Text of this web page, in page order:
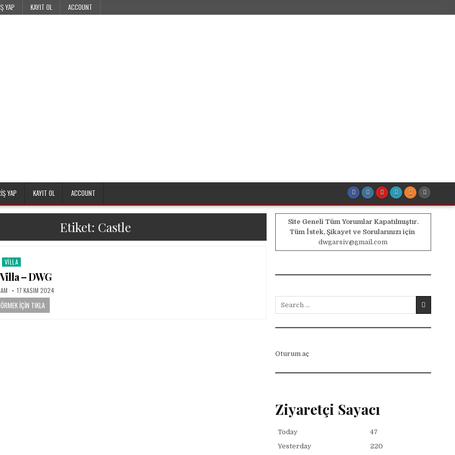
YAP KAYIT OL ACCOUNT
YAP KAYIT OL ACCOUNT
Etiket: Castle
Posted in
VILLA
– DWG
PUBLISHED DATE:
17 KASIM 2024
İÇIN TIKLA
Site Geneli Tüm Yorumlar Kapatılmıştır.
Tüm İstek, Şikayet ve Sorularınızı için
dwgarsiv@gmail.com
Oturum aç
Ziyaretçi Sayacı
Today
47
Yesterday
220